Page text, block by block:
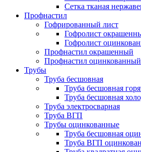
Сетка тканая
Профнастил
Гофрированный лист
Гофролист
Гофролист
Профнастил окрашенный
Профнастил оцинкованный
Трубы
Труба бесшовная
Труба бесшовная
Труба бесшовная
Труба электросварная
Труба ВГП
Трубы оцинкованные
Труба бесшовная
Труба ВГП